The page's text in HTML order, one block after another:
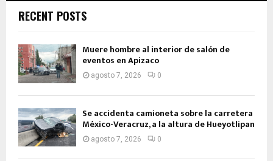
RECENT POSTS
Muere hombre al interior de salón de
eventos en Apizaco
agosto 7, 2026 0
Se accidenta camioneta sobre la carretera
México-Veracruz, a la altura de Hueyotlipan
agosto 7, 2026 0